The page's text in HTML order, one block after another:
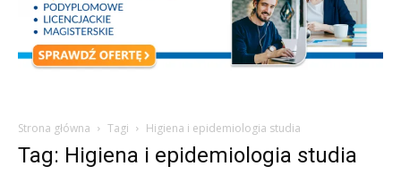
Strona główna Tagi Higiena i epidemiologia studia
Tag: Higiena i epidemiologia studia